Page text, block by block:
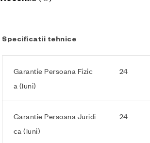
Specificatii tehnice
Garantie Persoana Fizic
a (luni)
24
Garantie Persoana Juridi
ca (luni)
24